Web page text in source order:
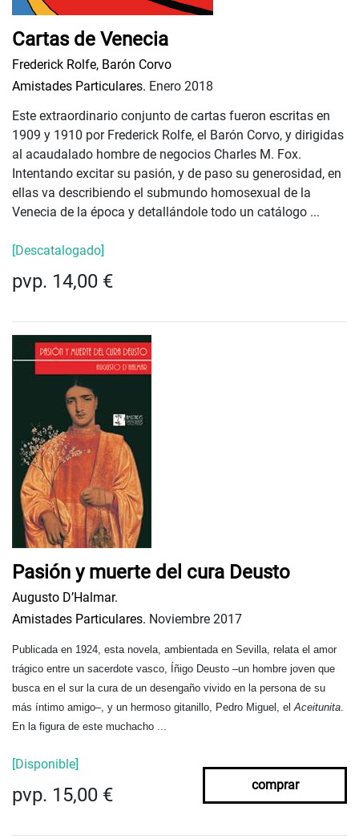
Cartas de Venecia
Frederick Rolfe, Barón Corvo
Amistades Particulares. Enero 2018
Este extraordinario conjunto de cartas fueron escritas en
1909 y 1910 por Frederick Rolfe, el Barón Corvo, y dirigidas
al acaudalado hombre de negocios Charles M. Fox.
Intentando excitar su pasión, y de paso su generosidad, en
ellas va describiendo el submundo homosexual de la
Venecia de la época y detallándole todo un catálogo ...
[Descatalogado]
pvp. 14,00 €
Pasión y muerte del cura Deusto
Augusto D’Halmar.
Amistades Particulares. Noviembre 2017
Publicada en 1924, esta novela, ambientada en Sevilla, relata el amor
trágico entre un sacerdote vasco, Íñigo Deusto –un hombre joven que
busca en el sur la cura de un desengaño vivido en la persona de su
más íntimo amigo–, y un hermoso gitanillo, Pedro Miguel, elAceitunita.
En la figura de este muchacho ...
[Disponible]
pvp. 15,00 € comprar